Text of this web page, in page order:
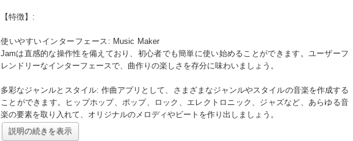
【特徴】:
使いやすいインターフェース: Music Maker
Jamは直感的な操作性を備えており、初心者でも簡単に使い始めることができます。ユーザーフ
レンドリーなインターフェースで、曲作りの楽しさを存分に味わいましょう。
多彩なジャンルとスタイル: 作曲アプリとして、さまざまなジャンルやスタイルの音楽を作成する
ことができます。ヒップホップ、ポップ、ロック、エレクトロニック、ジャズなど、あらゆる音
楽の要素を取り入れて、オリジナルのメロディやビートを作り出しましょう。
説明の続きを表示